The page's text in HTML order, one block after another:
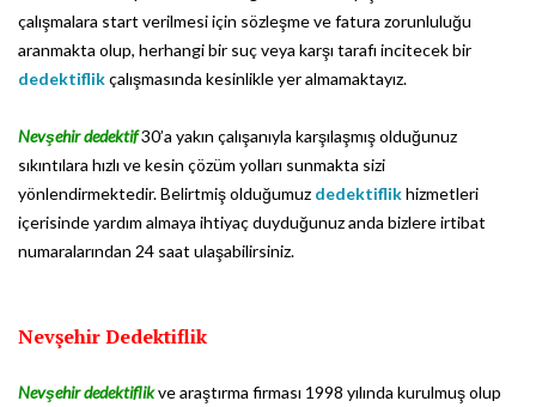
çalışmalara start verilmesi için sözleşme ve fatura zorunluluğu
aranmakta olup, herhangi bir suç veya karşı tarafı incitecek bir
dedektiflikçalışmasında kesinlikle yer almamaktayız.
Nevşehir dedektif30’a yakın çalışanıyla karşılaşmış olduğunuz
sıkıntılara hızlı ve kesin çözüm yolları sunmakta sizi
yönlendirmektedir. Belirtmiş olduğumuz dedektiflikhizmetleri
içerisinde yardım almaya ihtiyaç duyduğunuz anda bizlere irtibat
numaralarından 24 saat ulaşabilirsiniz.
Nevşehir Dedektiflik
Nevşehir dedektiflikve araştırma firması 1998 yılında kurulmuş olup